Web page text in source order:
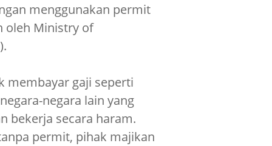
menggunakan permit
oleh Ministry of
membayar gaji seperti
negara lain yang
bekerja secara haram.
permit, pihak majikan